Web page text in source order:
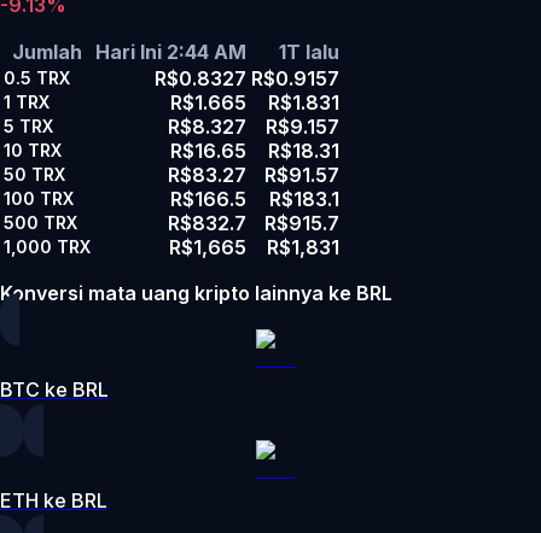
Jumlah
Hari Ini 2:44 AM 1T lalu
0.5 TRX R$0.8327 R$0.9157
1 TRX R$1.665 R$1.831
5 TRX R$8.327 R$9.157
10 TRX R$16.65 R$18.31
50 TRX R$83.27 R$91.57
100 TRX R$166.5 R$183.1
500 TRX R$832.7 R$915.7
1,000 TRX R$1,665
R$1,831
Konversi mata uang kripto lainnya ke BRL
BTC ke BRL
ETH ke BRL